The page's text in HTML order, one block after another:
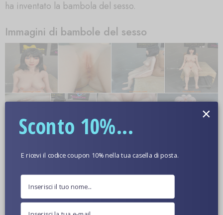
ha inventato la bambola del sesso.
Immagini di bambole del sesso
Ulteriori informazioni
Sconto 10%...
E ricevi il codice coupon 10% nella tua casella di posta.
×